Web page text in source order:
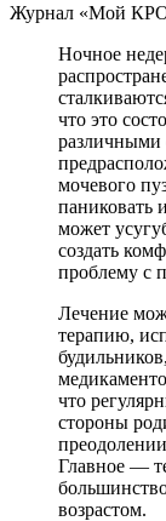
Журнал «Мой
Ночное
что это
различными
мочевого
паниковать
может
создать
проблему с
Лечение
терапию,
что
стороны
Главное —
возрастом.